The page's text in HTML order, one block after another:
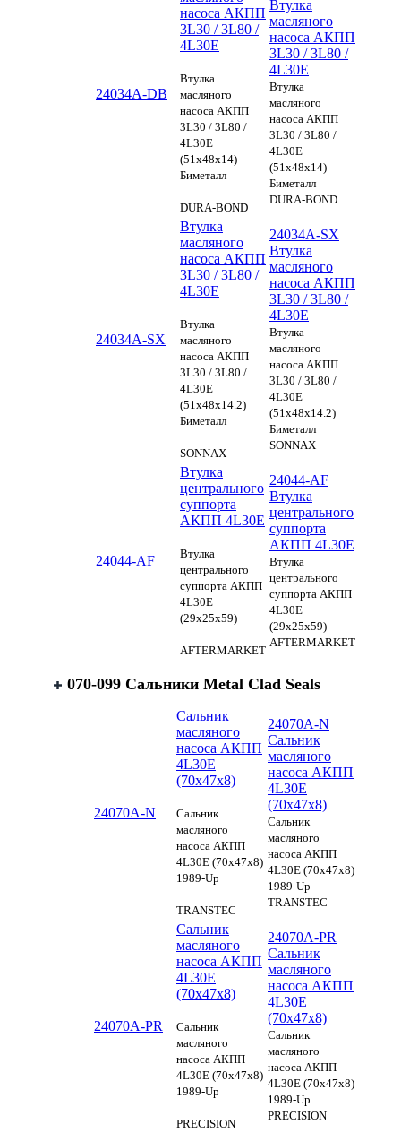
24034A-DB
насоса АКПП
3L30 / 3L80 /
4L30E
Втулка
масляного
насоса АКПП
3L30 / 3L80 /
4L30E
(51x48x14)
Биметалл
DURA-BOND
Втулка
масляного
насоса АКПП
3L30 / 3L80 /
4L30E
Втулка
масляного
насоса АКПП
3L30 / 3L80 /
4L30E
(51x48x14)
Биметалл
DURA-BOND
24034A-SX
Втулка
масляного
насоса АКПП
3L30 / 3L80 /
4L30E
Втулка
масляного
насоса АКПП
3L30 / 3L80 /
4L30E
(51x48x14.2)
Биметалл
SONNAX
24034A-SX
Втулка
масляного
насоса АКПП
3L30 / 3L80 /
4L30E
Втулка
масляного
насоса АКПП
3L30 / 3L80 /
4L30E
(51x48x14.2)
Биметалл
SONNAX
24044-AF
Втулка
центрального
суппорта
АКПП 4L30E
Втулка
центрального
суппорта АКПП
4L30E
(29x25x59)
AFTERMARKET
24044-AF
Втулка
центрального
суппорта
АКПП 4L30E
Втулка
центрального
суппорта АКПП
4L30E
(29x25x59)
AFTERMARKET
070-099 Сальники Metal Clad Seals
24070A-N
Сальник
масляного
насоса АКПП
4L30E
(70х47х8)
Сальник
масляного
насоса АКПП
4L30E (70х47х8)
1989-Up
TRANSTEC
24070A-N
Сальник
масляного
насоса АКПП
4L30E
(70х47х8)
Сальник
масляного
насоса АКПП
4L30E (70х47х8)
1989-Up
TRANSTEC
24070A-PR
Сальник
масляного
насоса АКПП
4L30E
(70х47х8)
Сальник
масляного
насоса АКПП
4L30E (70х47х8)
1989-Up
PRECISION
24070A-PR
Сальник
масляного
насоса АКПП
4L30E
(70х47х8)
Сальник
масляного
насоса АКПП
4L30E (70х47х8)
1989-Up
PRECISION